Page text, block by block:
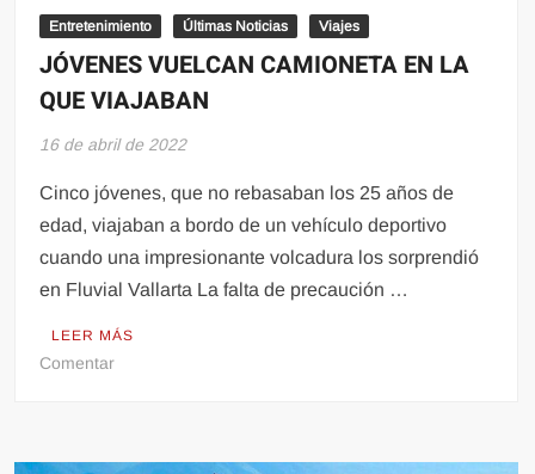
Entretenimiento Últimas Noticias Viajes
JÓVENES VUELCAN CAMIONETA EN LA
QUE VIAJABAN
16 de abril de 2022
Cinco jóvenes, que no rebasaban los 25 años de
edad, viajaban a bordo de un vehículo deportivo
cuando una impresionante volcadura los sorprendió
en Fluvial Vallarta La falta de precaución …
LEER MÁS
Comentaren